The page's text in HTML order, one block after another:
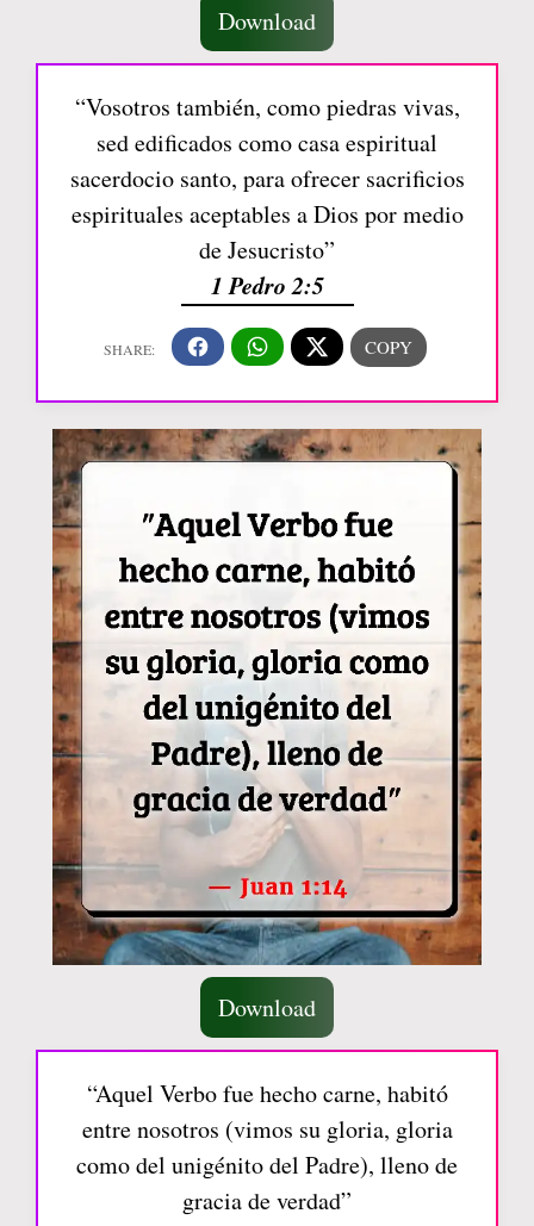
Download
“Vosotros también, como piedras vivas,
sed edificados como casa espiritual
sacerdocio santo, para ofrecer sacrificios
espirituales aceptables a Dios por medio
de Jesucristo”
1 Pedro 2:5
Download
“Aquel Verbo fue hecho carne, habitó
entre nosotros (vimos su gloria, gloria
como del unigénito del Padre), lleno de
gracia de verdad”